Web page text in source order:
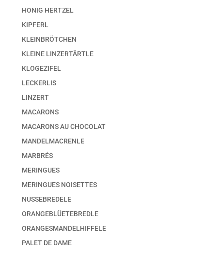
HONIG HERTZEL
KIPFERL
KLEINBRÖTCHEN
KLEINE LINZERTÄRTLE
KLOGEZIFEL
LECKERLIS
LINZERT
MACARONS
MACARONS AU CHOCOLAT
MANDELMACRENLE
MARBRÉS
MERINGUES
MERINGUES NOISETTES
NUSSEBREDELE
ORANGEBLÜETEBREDLE
ORANGESMANDELHIFFELE
PALET DE DAME